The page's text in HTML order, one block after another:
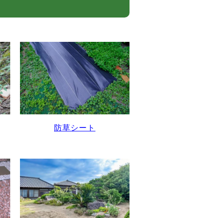
防草シート